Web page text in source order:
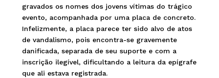
gravados os nomes dos jovens vítimas do trágico
evento, acompanhada por uma placa de concreto.
Infelizmente, a placa parece ter sido alvo de atos
de vandalismo, pois encontra-se gravemente
danificada, separada de seu suporte e com a
inscrição ilegível, dificultando a leitura da epígrafe
que ali estava registrada.